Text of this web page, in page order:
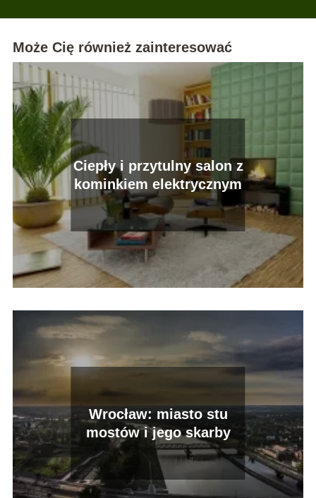
Może Cię również zainteresować
Ciepły i przytulny salon z
kominkiem elektrycznym
Wrocław: miasto stu
mostów i jego skarby